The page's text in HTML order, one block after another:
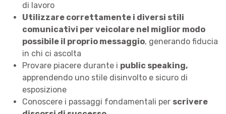
di lavoro
Utilizzare correttamente i diversi stili
comunicativi per veicolare nel miglior modo
possibile il proprio messaggio, generando fiducia
in chi ci ascolta
Provare piacere durante i public speaking,
apprendendo uno stile disinvolto e sicuro di
esposizione
Conoscere i passaggi fondamentali per scrivere